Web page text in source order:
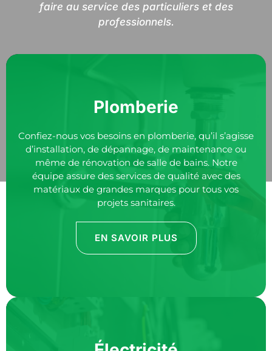
faire au service des particuliers et des
professionnels.
Plomberie
Confiez-nous vos besoins en plomberie, qu’il s’agisse
d’installation, de dépannage, de maintenance ou
même de rénovation de salle de bains. Notre
équipe assure des services de qualité avec des
matériaux de grandes marques pour tous vos
projets sanitaires.
EN SAVOIR PLUS